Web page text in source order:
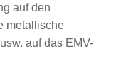
auf den
metallische
auf das EMV-